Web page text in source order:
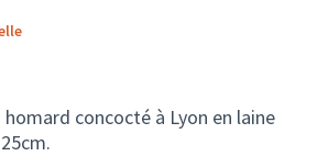
concocté à Lyon en laine